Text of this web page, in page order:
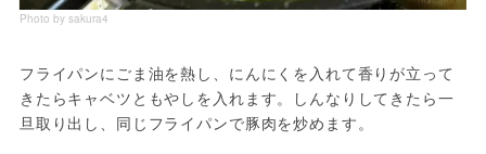
Photo by sakura4
フライパンにごま油を熱し、にんにくを入れて香りが立って
きたらキャベツともやしを入れます。しんなりしてきたら一
旦取り出し、同じフライパンで豚肉を炒めます。